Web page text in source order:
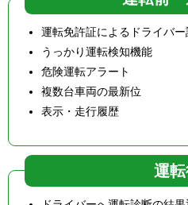
運転免許証によるドライバー
うっかり運転検知機能
危険運転アラート
複数台車両の最新位
表示・走行履歴
運